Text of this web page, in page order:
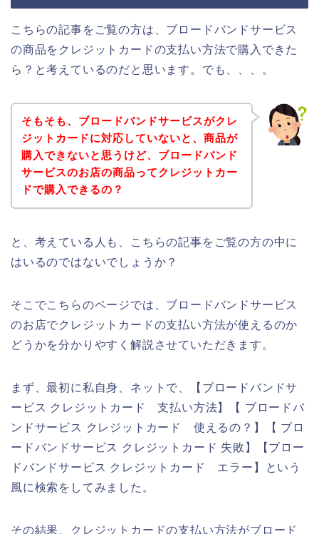
こちらの記事をご覧の方は、ブロードバンドサービス
の商品をクレジットカードの支払い方法で購入できた
ら？と考えているのだと思います。でも、、、。
そもそも、ブロードバンドサービスがクレ
ジットカードに対応していないと、商品が
購入できないと思うけど、ブロードバンド
サービスのお店の商品ってクレジットカー
ドで購入できるの？
と、考えている人も、こちらの記事をご覧の方の中に
はいるのではないでしょうか？
そこでこちらのページでは、ブロードバンドサービス
のお店でクレジットカードの支払い方法が使えるのか
どうかを分かりやすく解説させていただきます。
まず、最初に私自身、ネットで、【ブロードバンドサ
ービス クレジットカード 支払い方法】【 ブロードバ
ンドサービス クレジットカード 使えるの？】【 ブロ
ードバンドサービス クレジットカード 失敗】【ブロー
ドバンドサービス クレジットカード エラー】という
風に検索をしてみました。
その結果、クレジットカードの支払い方法がブロード